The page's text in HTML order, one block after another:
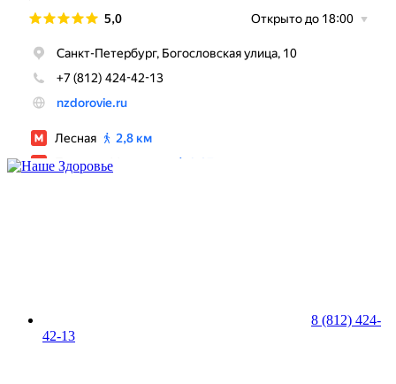
8 (812) 424-
42-13